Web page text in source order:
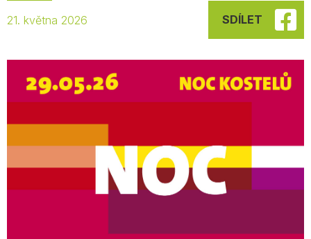
21. května 2026 SDÍLET